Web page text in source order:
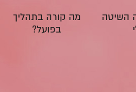
השיטה
מה קורה בתהליך
בפועל?